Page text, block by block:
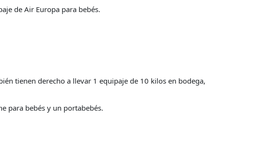
de Air Europa para bebés.
tienen derecho a llevar 1 equipaje de 10 kilos en bodega,
para bebés y un portabebés.